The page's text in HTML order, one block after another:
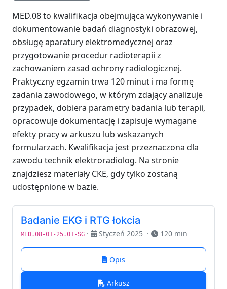
MED.08 to kwalifikacja obejmująca wykonywanie i
dokumentowanie badań diagnostyki obrazowej,
obsługę aparatury elektromedycznej oraz
przygotowanie procedur radioterapii z
zachowaniem zasad ochrony radiologicznej.
Praktyczny egzamin trwa 120 minut i ma formę
zadania zawodowego, w którym zdający analizuje
przypadek, dobiera parametry badania lub terapii,
opracowuje dokumentację i zapisuje wymagane
efekty pracy w arkuszu lub wskazanych
formularzach. Kwalifikacja jest przeznaczona dla
zawodu technik elektroradiolog. Na stronie
znajdziesz materiały CKE, gdy tylko zostaną
udostępnione w bazie.
Badanie EKG i RTG łokcia
MED.08-01-25.01-SG · Styczeń 2025 · 120 min
Opis
Arkusz